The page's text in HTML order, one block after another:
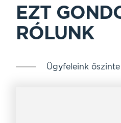
EZT
RÓLUNK
Ügyfeleink